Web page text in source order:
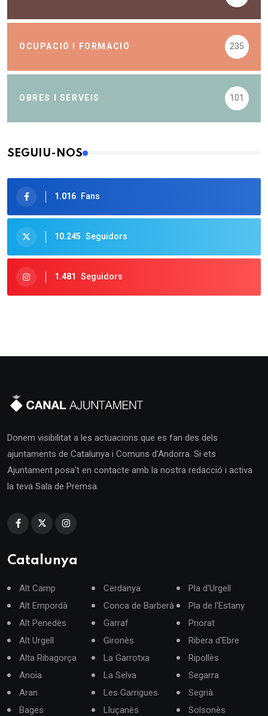
OCUPACIÓ I FORMACIÓ 235
OBRES I SERVEIS 101
SEGUIU-NOS
1.016 Fans
10.245 Seguidors
1.481 Seguidors
Donem visibilitat a les actuacions que es fan des dels
ajuntaments de Catalunya i Comuns d'Andorra. Si ets
Ajuntament posa't en contacte amb la nostra redacció i activa
la teva Sala de Premsa.
Catalunya
Alt Camp
Alt Empordà
Alt Penedès
Alt Urgell
Alta Ribagorça
Anoia
Aran
Bages
Cerdanya
Conca de Barberà
Garraf
Gironès
La Garrotxa
La Selva
Les Garrigues
Lluçanès
Pla d'Urgell
Pla de l'Estany
Priorat
Ribera d'Ebre
Ripollès
Segarra
Segrià
Solsonès